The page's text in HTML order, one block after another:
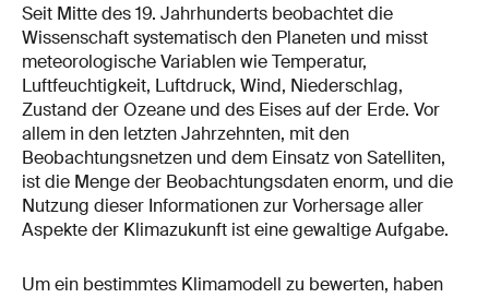
Seit Mitte des 19. Jahrhunderts beobachtet die
Wissenschaft systematisch den Planeten und misst
meteorologische Variablen wie Temperatur,
Luftfeuchtigkeit, Luftdruck, Wind, Niederschlag,
Zustand der Ozeane und des Eises auf der Erde. Vor
allem in den letzten Jahrzehnten, mit den
Beobachtungsnetzen und dem Einsatz von Satelliten,
ist die Menge der Beobachtungsdaten enorm, und die
Nutzung dieser Informationen zur Vorhersage aller
Aspekte der Klimazukunft ist eine gewaltige Aufgabe.
Um ein bestimmtes Klimamodell zu bewerten, haben